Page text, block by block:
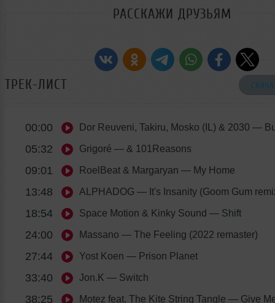
РАССКАЖИ ДРУЗЬЯМ
ТРЕК-ЛИСТ
00:00 Dor Reuveni, Takiru, Mosko (IL) & 2030 —
05:32 Grigoré — & 101Reasons
09:01 RoelBeat & Margaryan — My Home
13:48 ALPHADOG — It's Insanity (Goom Gum
18:54 Space Motion & Kinky Sound — Shift
24:00 Massano — The Feeling (2022 remaster)
27:44 Yost Koen — Prison Planet
33:40 Jon.K — Switch
38:25 Motez feat. The Kite String Tangle — Give